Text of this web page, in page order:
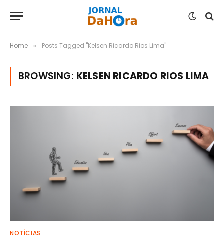
Home » Posts Tagged "Kelsen Ricardo Rios Lima"
BROWSING: KELSEN RICARDO RIOS LIMA
NOTÍCIAS